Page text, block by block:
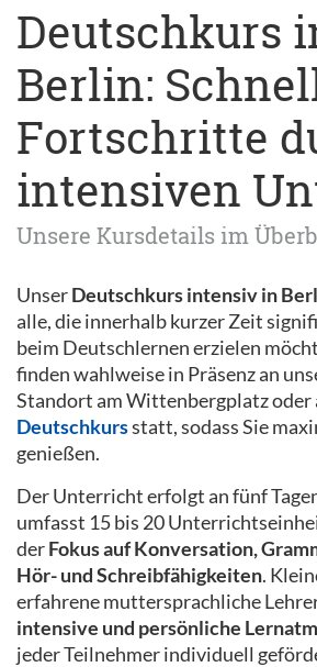
Deutschkurs
Berlin:
Fortschritte
intensiven
Unsere Kursdetails im
UnserDeutschkurs intensiv in
alle, die innerhalb kurzer Zeit
beim Deutschlernen erzielen
finden wahlweise in Präsenz an
Standort am Wittenbergplatz oder
Deutschkursstatt, sodass Sie
genießen.
Der Unterricht erfolgt an fünf
umfasst 15 bis 20
derFokus auf Konversation,
Hör- und Schreibfähigkeiten.
erfahrene muttersprachliche
intensive und persönliche
jeder Teilnehmer individuell